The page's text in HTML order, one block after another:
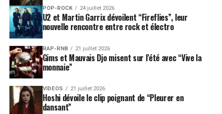
POP-ROCK 24 juillet 2026
U2 et Martin Garrix dévoilent “Fireflies”, leur
nouvelle rencontre entre rock et électro
RAP-RNB 21 juillet 2026
Gims et Mauvais Djo misent sur l’été avec “Vive la
monnaie”
VIDEOS 21 juillet 2026
Hoshi dévoile le clip poignant de “Pleurer en
dansant”